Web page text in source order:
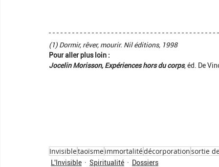
(1) Dormir, rêver, mourir. Nil éditions, 1998
Pour aller plus loin :
Jocelin Morisson, Expériences hors du corps, éd. De
Invisibletaoïsmeimmortalitédécorporationsortie
L'Invisible Spiritualité Dossiers